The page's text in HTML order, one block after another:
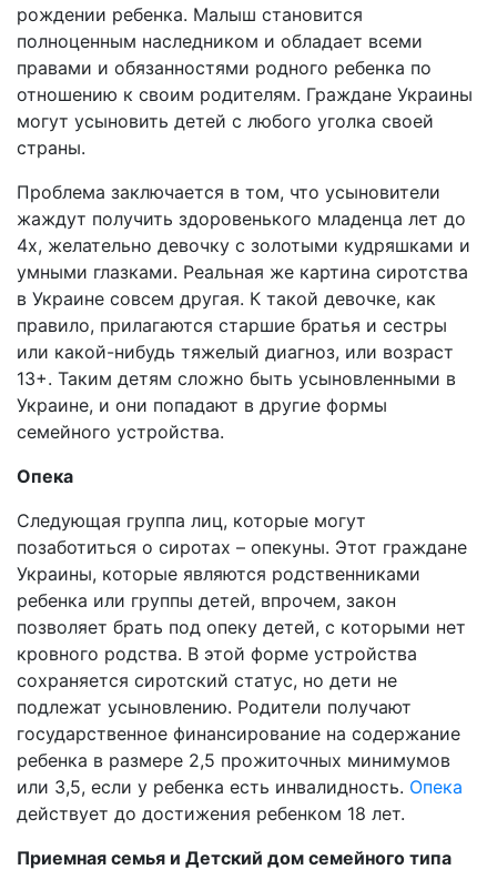
рождении ребенка. Малыш становится
полноценным наследником и обладает всеми
правами и обязанностями родного ребенка по
отношению к своим родителям. Граждане Украины
могут усыновить детей с любого уголка своей
страны.
Проблема заключается в том, что усыновители
жаждут получить здоровенького младенца лет до
4х, желательно девочку с золотыми кудряшками и
умными глазками. Реальная же картина сиротства
в Украине совсем другая. К такой девочке, как
правило, прилагаются старшие братья и сестры
или какой-нибудь тяжелый диагноз, или возраст
13+. Таким детям сложно быть усыновленными в
Украине, и они попадают в другие формы
семейного устройства.
Опека
Следующая группа лиц, которые могут
позаботиться о сиротах – опекуны. Этот граждане
Украины, которые являются родственниками
ребенка или группы детей, впрочем, закон
позволяет брать под опеку детей, с которыми нет
кровного родства. В этой форме устройства
сохраняется сиротский статус, но дети не
подлежат усыновлению. Родители получают
государственное финансирование на содержание
ребенка в размере 2,5 прожиточных минимумов
или 3,5, если у ребенка есть инвалидность. Опека
действует до достижения ребенком 18 лет.
Приемная семья и Детский дом семейного типа